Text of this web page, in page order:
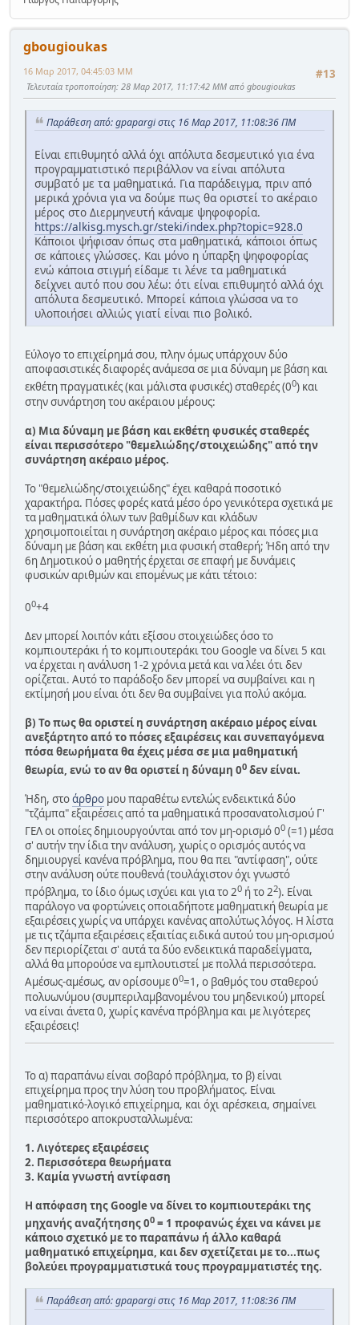
gbougioukas
#13
16 Μαρ 2017, 04:45:03 ΜΜ
Τελευταία τροποποίηση: 28 Μαρ 2017, 11:17:42 ΜΜ από gbougioukas
Παράθεση από: gpapargi στις 16 Μαρ 2017, 11:08:36 ΠΜ
Είναι επιθυμητό αλλά όχι απόλυτα δεσμευτικό για ένα
προγραμματιστικό περιβάλλον να είναι απόλυτα
συμβατό με τα μαθηματικά. Για παράδειγμα, πριν από
μερικά χρόνια για να δούμε πως θα οριστεί το ακέραιο
μέρος στο Διερμηνευτή κάναμε ψηφοφορία.
https://alkisg.mysch.gr/steki/index.php?topic=928.0
Κάποιοι ψήφισαν όπως στα μαθηματικά, κάποιοι όπως
σε κάποιες γλώσσες. Και μόνο η ύπαρξη ψηφοφορίας
ενώ κάποια στιγμή είδαμε τι λένε τα μαθηματικά
δείχνει αυτό που σου λέω: ότι είναι επιθυμητό αλλά όχι
απόλυτα δεσμευτικό. Μπορεί κάποια γλώσσα να το
υλοποιήσει αλλιώς γιατί είναι πιο βολικό.
Εύλογο το επιχείρημά σου, πλην όμως υπάρχουν δύο
αποφασιστικές διαφορές ανάμεσα σε μια δύναμη με βάση και
εκθέτη πραγματικές (και μάλιστα φυσικές) σταθερές (00) και
στην συνάρτηση του ακέραιου μέρους:
α) Μια δύναμη με βάση και εκθέτη φυσικές σταθερές
είναι περισσότερο "θεμελιώδης/στοιχειώδης" από την
συνάρτηση ακέραιο μέρος.
Το "θεμελιώδης/στοιχειώδης" έχει καθαρά ποσοτικό
χαρακτήρα. Πόσες φορές κατά μέσο όρο γενικότερα σχετικά με
τα μαθηματικά όλων των βαθμίδων και κλάδων
χρησιμοποιείται η συνάρτηση ακέραιο μέρος και πόσες μια
δύναμη με βάση και εκθέτη μια φυσική σταθερή; Ήδη από την
6η Δημοτικού ο μαθητής έρχεται σε επαφή με δυνάμεις
φυσικών αριθμών και επομένως με κάτι τέτοιο:
00+4
Δεν μπορεί λοιπόν κάτι εξίσου στοιχειώδες όσο το
κομπιουτεράκι ή το κομπιουτεράκι του Google να δίνει 5 και
να έρχεται η ανάλυση 1-2 χρόνια μετά και να λέει ότι δεν
ορίζεται. Αυτό το παράδοξο δεν μπορεί να συμβαίνει και η
εκτίμησή μου είναι ότι δεν θα συμβαίνει για πολύ ακόμα.
β) Το πως θα οριστεί η συνάρτηση ακέραιο μέρος είναι
ανεξάρτητο από το πόσες εξαιρέσεις και συνεπαγόμενα
πόσα θεωρήματα θα έχεις μέσα σε μια μαθηματική
θεωρία, ενώ το αν θα οριστεί η δύναμη 00 δεν είναι.
Ήδη, στοάρθρο μου παραθέτω εντελώς ενδεικτικά δύο
"τζάμπα" εξαιρέσεις από τα μαθηματικά προσανατολισμού Γ'
ΓΕΛ οι οποίες δημιουργούνται από τον μη-ορισμό 00 (=1) μέσα
σ' αυτήν την ίδια την ανάλυση, χωρίς ο ορισμός αυτός να
δημιουργεί κανένα πρόβλημα, που θα πει "αντίφαση", ούτε
στην ανάλυση ούτε πουθενά (τουλάχιστον όχι γνωστό
πρόβλημα, το ίδιο όμως ισχύει και για το 20 ή το 22). Είναι
παράλογο να φορτώνεις οποιαδήποτε μαθηματική θεωρία με
εξαιρέσεις χωρίς να υπάρχει κανένας απολύτως λόγος. Η λίστα
με τις τζάμπα εξαιρέσεις εξαιτίας ειδικά αυτού του μη-ορισμού
δεν περιορίζεται σ' αυτά τα δύο ενδεικτικά παραδείγματα,
αλλά θα μπορούσε να εμπλουτιστεί με πολλά περισσότερα.
Αμέσως-αμέσως, αν ορίσουμε 00=1, ο βαθμός του σταθερού
πολυωνύμου (συμπεριλαμβανομένου του μηδενικού) μπορεί
να είναι άνετα 0, χωρίς κανένα πρόβλημα και με λιγότερες
εξαιρέσεις!
Το α) παραπάνω είναι σοβαρό πρόβλημα, το β) είναι
επιχείρημα προς την λύση του προβλήματος. Είναι
μαθηματικό-λογικό επιχείρημα, και όχι αρέσκεια, σημαίνει
περισσότερο αποκρυσταλλωμένα:
1. Λιγότερες εξαιρέσεις
2. Περισσότερα θεωρήματα
3. Καμία γνωστή αντίφαση
Η απόφαση της Google να δίνει το κομπιουτεράκι της
μηχανής αναζήτησης 00 = 1 προφανώς έχει να κάνει με
κάποιο σχετικό με το παραπάνω ή άλλο καθαρά
μαθηματικό επιχείρημα, και δεν σχετίζεται με το...πως
βολεύει προγραμματιστικά τους προγραμματιστές της.
Παράθεση από: gpapargi στις 16 Μαρ 2017, 11:08:36 ΠΜ